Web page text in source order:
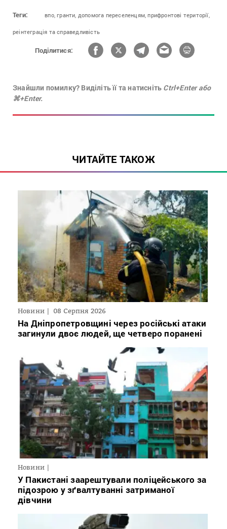
Теги: впо, гранти, допомога переселенцям, прифронтові території,
реінтеграція та справедливість
Поділитися:
Знайшли помилку? Виділіть її та натисніть Ctrl+Enter або
⌘+Enter.
ЧИТАЙТЕ ТАКОЖ
Новини 08 Серпня 2026
На Дніпропетровщині через російські атаки
загинули двоє людей, ще четверо поранені
Новини
У Пакистані заарештували поліцейського за
підозрою у зґвалтуванні затриманої
дівчини